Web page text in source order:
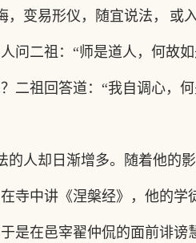
变易形仪，随宜说法， 或
问二祖： “师是道人，何故
二祖回答道： “我自调心，
人却日渐增多。随着他的
寺中讲《涅槃经》，他的学
在邑宰翟仲侃的面前诽谤